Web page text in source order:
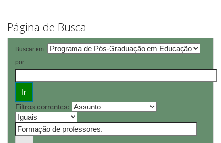
Página de Busca
Buscar em:
por
Filtros correntes: